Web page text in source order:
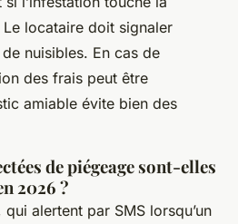
locataire doit signaler
nuisibles. En cas de
des frais peut être
amiable évite bien des
de piégeage sont-elles
2026 ?
alertent par SMS lorsqu’un